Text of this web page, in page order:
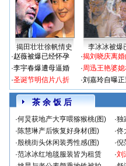
揭田壮壮徐帆情史 李冰冰被爆
·赵薇被爆已经怀孕
·李宇春爆遭母逼婚
·圣诞节明信片八折
·揭刘晓庆离
·周迅王艳婆
·刘嘉玲自曝正
茶 余 饭 后
·何炅获地产大亨喂猕猴桃(图) ·独
·陈慧琳产后恢复好身材(图) ·佟
·殷桃街头休闲装秀性感(图) ·倪
·范冰冰红地毯服装皆为租赁 ·刘